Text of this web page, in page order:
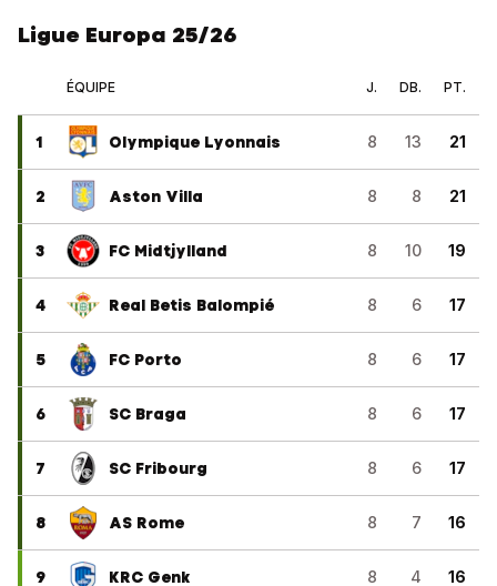
Ligue Europa 25/26
ÉQUIPE J. DB. PT.
1 Olympique Lyonnais 8 13 21
2 Aston Villa 8 8 21
3 FC Midtjylland 8 10 19
4 Real Betis Balompié 8 6 17
5 FC Porto 8 6 17
6 SC Braga 8 6 17
7 SC Fribourg 8 6 17
8 AS Rome 8 7 16
9 KRC Genk 8 4 16